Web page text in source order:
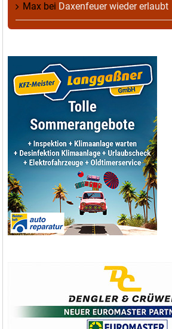
Max bei Daxenfeuer wieder erlaubt